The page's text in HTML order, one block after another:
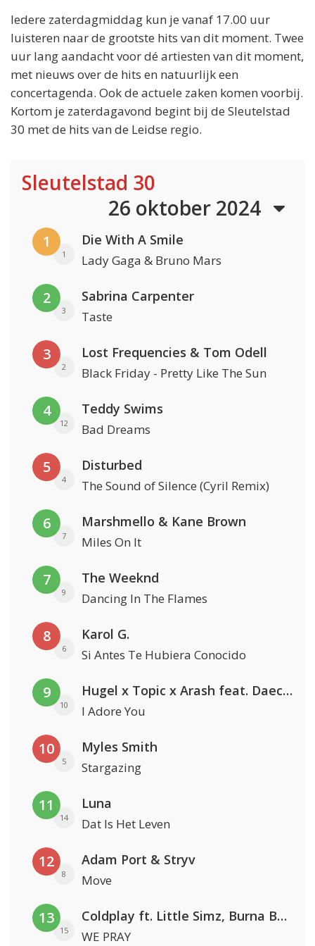
Iedere zaterdagmiddag kun je vanaf 17.00 uur
luisteren naar de grootste hits van dit moment. Twee
uur lang aandacht voor dé artiesten van dit moment,
met nieuws over de hits en natuurlijk een
concertagenda. Ook de actuele zaken komen voorbij.
Kortom je zaterdagavond begint bij de Sleutelstad
30 met de hits van de Leidse regio.
Sleutelstad 30
26 oktober 2024
1
1
Die With A Smile
Lady Gaga & Bruno Mars
2
3
Sabrina Carpenter
Taste
3
2
Lost Frequencies & Tom Odell
Black Friday - Pretty Like The Sun
4
12
Teddy Swims
Bad Dreams
5
4
Disturbed
The Sound of Silence (Cyril Remix)
6
7
Marshmello & Kane Brown
Miles On It
7
9
The Weeknd
Dancing In The Flames
8
6
Karol G.
Si Antes Te Hubiera Conocido
9
10
Hugel x Topic x Arash feat. Daecolm
I Adore You
10
5
Myles Smith
Stargazing
11
14
Luna
Dat Is Het Leven
12
8
Adam Port & Stryv
Move
13
15
Coldplay ft. Little Simz, Burna Boy, Elyanna & Tini
WE PRAY